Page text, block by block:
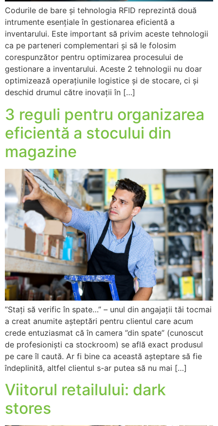
Codurile de bare și tehnologia RFID reprezintă două
intrumente esențiale în gestionarea eficientă a
inventarului. Este important să privim aceste tehnologii
ca pe parteneri complementari și să le folosim
corespunzător pentru optimizarea procesului de
gestionare a inventarului. Aceste 2 tehnologii nu doar
optimizează operațiunile logistice și de stocare, ci și
deschid drumul către inovații în […]
3 reguli pentru organizarea
eficientă a stocului din
magazine
”Stați să verific în spate…” – unul din angajații tăi tocmai
a creat anumite așteptări pentru clientul care acum
crede entuziasmat că în camera ”din spate” (cunoscut
de profesioniști ca stockroom) se află exact produsul
pe care îl caută. Ar fi bine ca această așteptare să fie
îndeplinită, altfel clientul s-ar putea să nu mai […]
Viitorul retailului: dark
stores